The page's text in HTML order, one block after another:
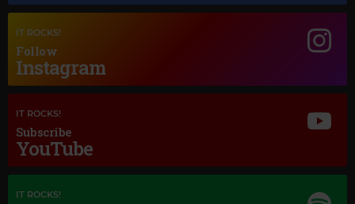
IT ROCKS!
Follow
Instagram
IT ROCKS!
Subscribe
YouTube
IT ROCKS!